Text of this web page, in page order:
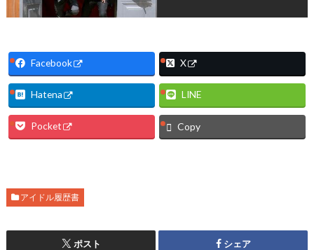
Facebook X
Hatena LINE
Pocket Copy
アイドル履歴書
ポスト シェア